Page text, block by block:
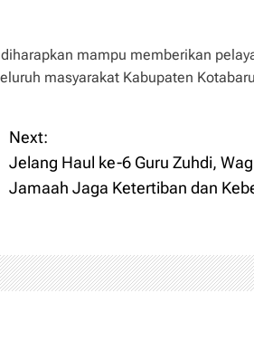
mampu memberikan
masyarakat Kabupaten
Next:
Jelang Haul ke-6 Guru Zuhdi,
Jamaah Jaga Ketertiban dan